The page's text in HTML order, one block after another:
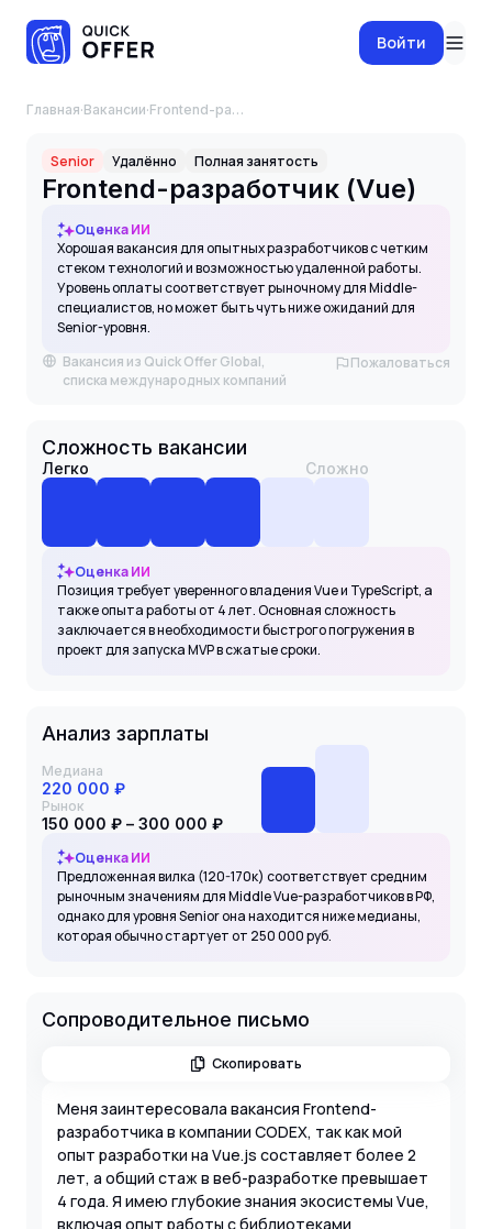
Войти
Главная·Вакансии· Frontend-разработчик (Vue)
Senior Удалённо Полная занятость
Frontend-разработчик (Vue)
Оценка ИИ
Хорошая вакансия для опытных разработчиков с четким
стеком технологий и возможностью удаленной работы.
Уровень оплаты соответствует рыночному для Middle-
специалистов, но может быть чуть ниже ожиданий для
Senior-уровня.
Вакансия из Quick Offer Global,
списка международных компаний
Пожаловаться
Сложность вакансии
Легко Сложно
Оценка ИИ
Позиция требует уверенного владения Vue и TypeScript, а
также опыта работы от 4 лет. Основная сложность
заключается в необходимости быстрого погружения в
проект для запуска MVP в сжатые сроки.
Анализ зарплаты
Медиана
220 000 ₽
Рынок
150 000 ₽ – 300 000 ₽
Оценка ИИ
Предложенная вилка (120-170к) соответствует средним
рыночным значениям для Middle Vue-разработчиков в РФ,
однако для уровня Senior она находится ниже медианы,
которая обычно стартует от 250 000 руб.
Сопроводительное письмо
Скопировать
Меня заинтересовала вакансия Frontend-
разработчика в компании CODEX, так как мой
опыт разработки на Vue.js составляет более 2
лет, а общий стаж в веб-разработке превышает
4 года. Я имею глубокие знания экосистемы Vue,
включая опыт работы с библиотеками